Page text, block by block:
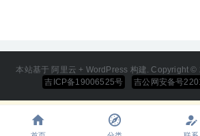
本站基于 阿里云 + WordPress 构建. Copyright ©
吉ICP备19006525号
吉公网安备号